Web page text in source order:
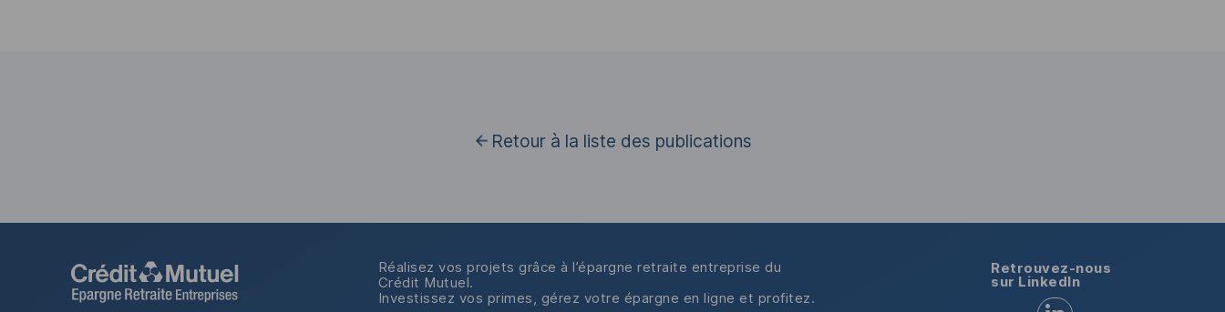
Retour à la liste des publications
Réalisez vos projets grâce à l’épargne retraite entreprise du
Crédit Mutuel.
Investissez vos primes, gérez votre épargne en ligne et profitez.
Retrouvez-nous
sur LinkedIn